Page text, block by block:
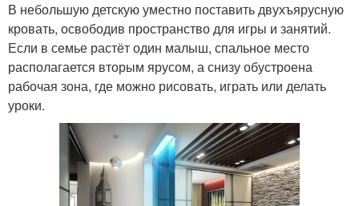
В небольшую детскую уместно поставить двухъярусную
кровать, освободив пространство для игры и занятий.
Если в семье растёт один малыш, спальное место
располагается вторым ярусом, а снизу обустроена
рабочая зона, где можно рисовать, играть или делать
уроки.